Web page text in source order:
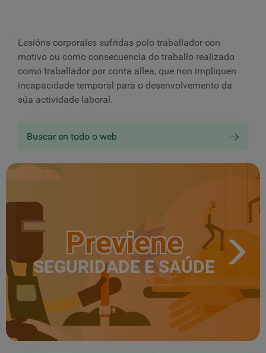
Lesións corporales sufridas polo traballador con
motivo ou como consecuencia do traballo realizado
como traballador por conta allea, que non impliquen
incapacidade temporal para o desenvolvemento da
súa actividade laboral.
Buscar en todo o web
Previene
SEGURIDADE E SAÚDE